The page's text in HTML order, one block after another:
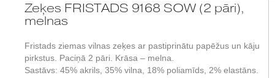
Zeķes FRISTADS 9168 SOW (2 pāri),
melnas
Fristads ziemas vilnas zeķes ar pastiprinātu papēžus un kāju
pirkstus. Paciņā 2 pāri. Krāsa – melna.
Sastāvs: 45% akrils, 35% vilna, 18% poliamīds, 2% elastāns.